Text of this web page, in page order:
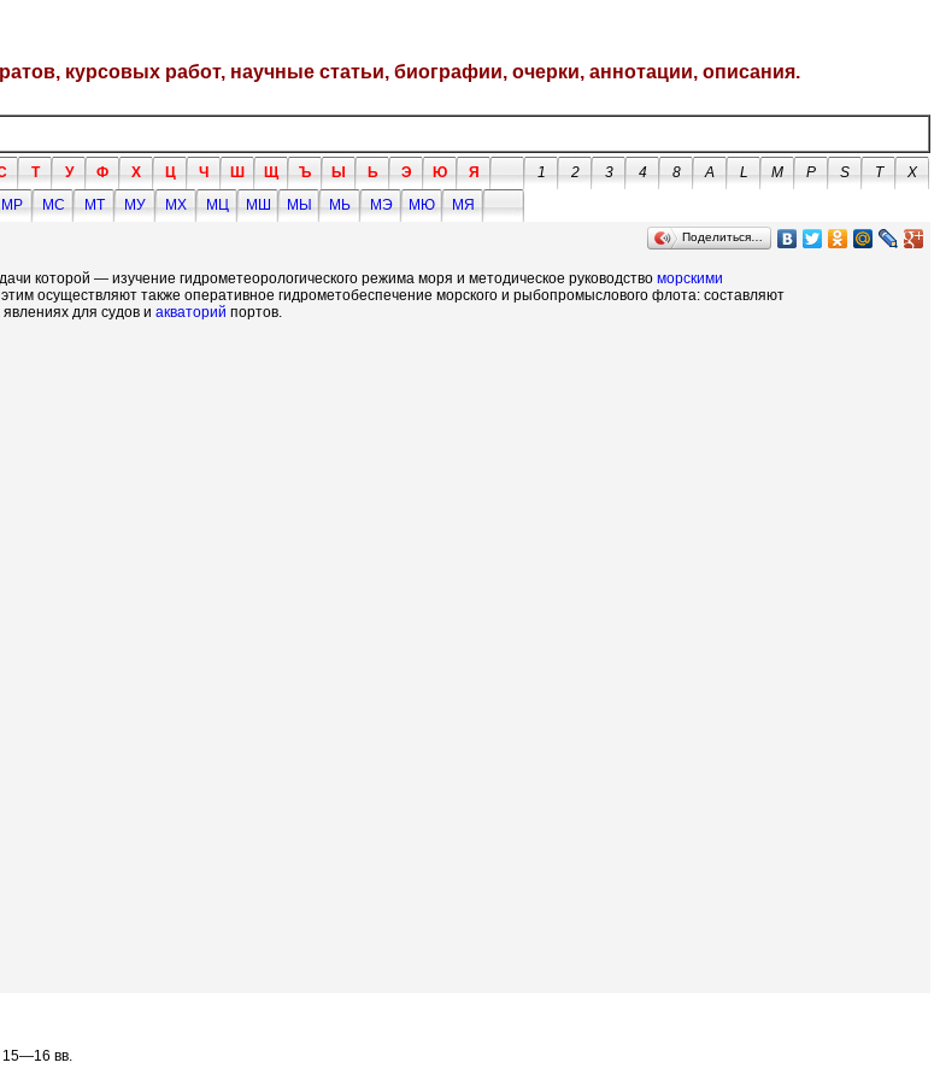
курсовых работ, научные статьи, биографии, очерки, аннотации, описания.
Т У Ф Х Ц Ч Ш Щ Ъ Ы Ь Э Ю Я 1 2 3 4 8 A L M P S T
X
МР МС МТ МУ МХ МЦ МШ МЫ МЬ МЭ МЮ
МЯ
Поделиться…
которой — изучение гидрометеорологического режима моря и методическое руководство морскими
осуществляют также оперативное гидрометобеспечение морского и рыбопромыслового флота: составляют
для судов и акваторий портов.
15—16 вв.